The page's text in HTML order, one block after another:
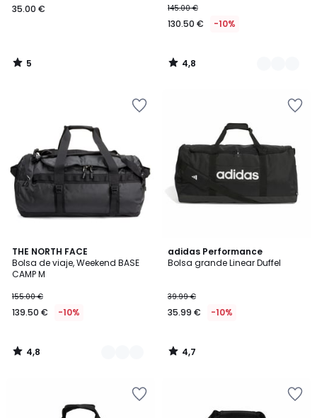
35.00 €
5
/
145.00 €
130.50 € -10%
4,8
/
THE NORTH FACE
Bolsa de viaje, Weekend BASE
CAMP M
155.00 €
139.50 € -10%
4,8
/ 5
2
Colores
4,8
/
adidas Performance
Bolsa grande Linear Duffel
39.99 €
35.99 € -10%
4,7
/ 5
4,7
/